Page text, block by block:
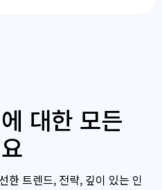
대한 모든
한 트렌드, 전략, 깊이 있는 인